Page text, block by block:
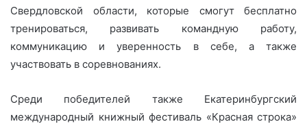
Свердловской области, которые смогут бесплатно
тренироваться, развивать командную работу,
коммуникацию и уверенность в себе, а также
участвовать в соревнованиях.
Среди победителей также Екатеринбургский
международный книжный фестиваль «Красная строка»